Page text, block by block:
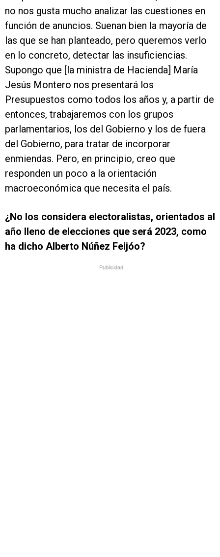
no nos gusta mucho analizar las cuestiones en
función de anuncios. Suenan bien la mayoría de
las que se han planteado, pero queremos verlo
en lo concreto, detectar las insuficiencias.
Supongo que [la ministra de Hacienda] María
Jesús Montero nos presentará los
Presupuestos como todos los años y, a partir de
entonces, trabajaremos con los grupos
parlamentarios, los del Gobierno y los de fuera
del Gobierno, para tratar de incorporar
enmiendas. Pero, en principio, creo que
responden un poco a la orientación
macroeconómica que necesita el país.
¿No los considera electoralistas, orientados al
año lleno de elecciones que será 2023, como
ha dicho Alberto Núñez Feijóo?
Publicidad